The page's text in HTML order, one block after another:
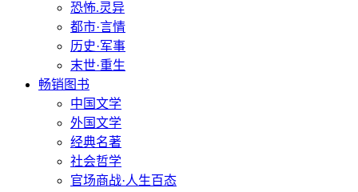
恐怖.灵异
都市·言情
历史·军事
末世·重生
畅销图书
中国文学
外国文学
经典名著
社会哲学
官场商战·人生百态